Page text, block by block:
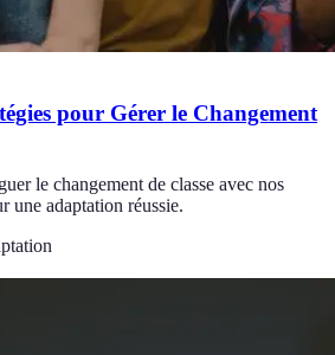
pour Gérer le Changement
le changement de classe avec nos
une adaptation réussie.